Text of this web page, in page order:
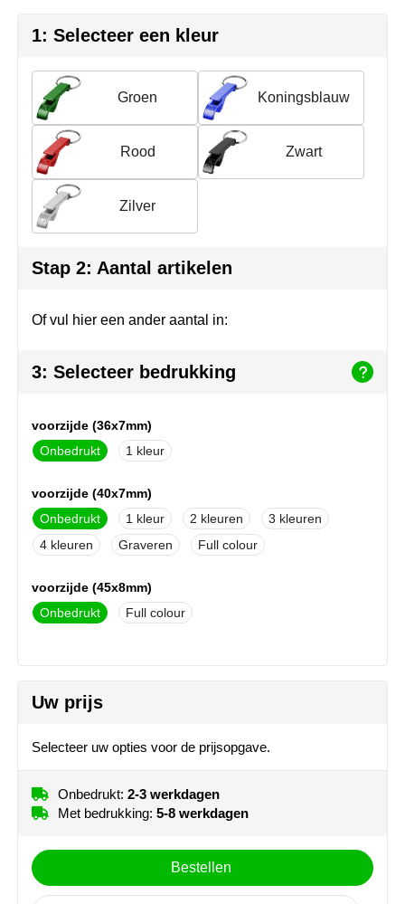
Snoepgoed
Tassen
Veiligheid, auto & fiets
Vrije tijd, spellen & strand
Hydro Flask
Join the pipe
Kambukka
Lipton
MagLite
Mepal
MiniMAX
Moleskine
Nilton's
NoStress
Ocean Bottle
Orrefors
Peekay
Philips
Retulp
Skross
Winter
Zomer
1: Selecteer een kleur
Groen Koningsblauw
Rood Zwart
Zilver
Stap 2: Aantal artikelen
Of vul hier een ander aantal in:
3: Selecteer bedrukking
voorzijde (36x7mm)
Onbedrukt
1
voorzijde (40x7mm)
Onbedrukt
1 2
3
4
Graveren Full colour
voorzijde (45x8mm)
Onbedrukt
Full colour
Uw prijs
Selecteer uw opties voor de prijsopgave.
Onbedrukt: 2-3 werkdagen
Met bedrukking: 5-8 werkdagen
Bestellen